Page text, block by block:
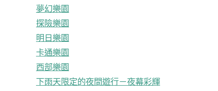
夢幻樂園
探險樂園
明日樂園
卡通樂園
西部樂園
下雨天限定的夜間遊行－夜幕彩輝